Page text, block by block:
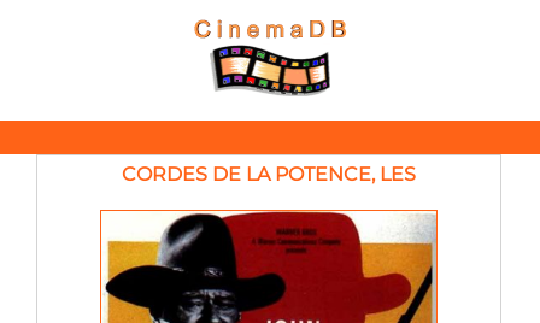
CORDES DE LA POTENCE, LES